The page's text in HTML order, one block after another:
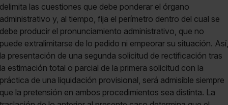
delimita las cuestiones que debe ponderar el órgano
administrativo y, al tiempo, fija el perímetro dentro del cual se
debe producir el pronunciamiento administrativo, que no
puede extralimitarse de lo pedido ni empeorar su situación. Así,
la presentación de una segunda solicitud de rectificación tras
la estimación total o parcial de la primera solicitud con la
práctica de una liquidación provisional, será admisible siempre
que la pretensión en ambos procedimientos sea distinta. La